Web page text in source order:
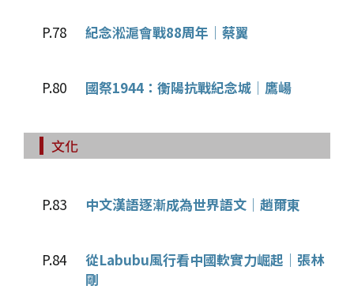
P.78 紀念淞滬會戰88周年│蔡翼
P.80 國祭1944：衡陽抗戰紀念城│鷹崵
文化
P.83 中文漢語逐漸成為世界語文│趙爾東
P.84
從Labubu風行看中國軟實力崛起│張林
剛